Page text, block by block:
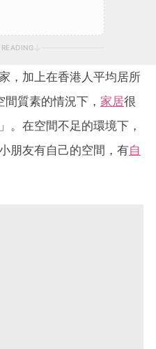
，加上在香港人平均居所
質素的情況下， 家居很
。在空間不足的環境下，
朋友有自己的空間，有自